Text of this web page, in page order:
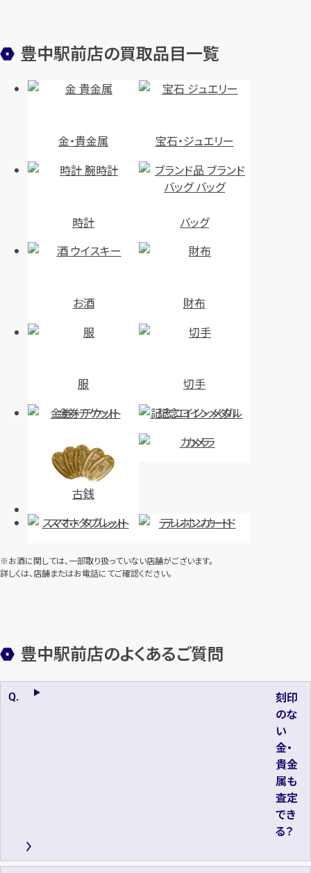
豊中駅前店の買取品目一覧
金・貴金属 宝石・ジュエリー
時計 バッグ
お酒 財布
服
切手
金券・チケット
記念コイン・メダル
古銭
カメラ
スマホ・タブレット テレホンカード
※お酒に関しては、一部取り扱っていない店舗がございます。
詳しくは、店舗またはお電話にてご確認ください。
豊中駅前店のよくあるご質問
刻印
のな
い
金・
貴金
属も
査定
でき
る？